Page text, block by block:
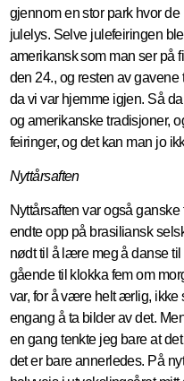
gjennom en stor park hvor
julelys. Selve julefeiringen
amerikansk som man ser på
den 24., og resten av
da vi var hjemme igjen. Så
og amerikanske tradisjoner,
feiringer, og det kan man jo
Nyttårsaften
Nyttårsaften var også
endte opp på brasiliansk
nødt til å lære meg å danse
gående til klokka fem om
var, for å være helt ærlig, ikke
engang å ta bilder av det.
en gang tenkte jeg bare at
det er bare annerledes. På